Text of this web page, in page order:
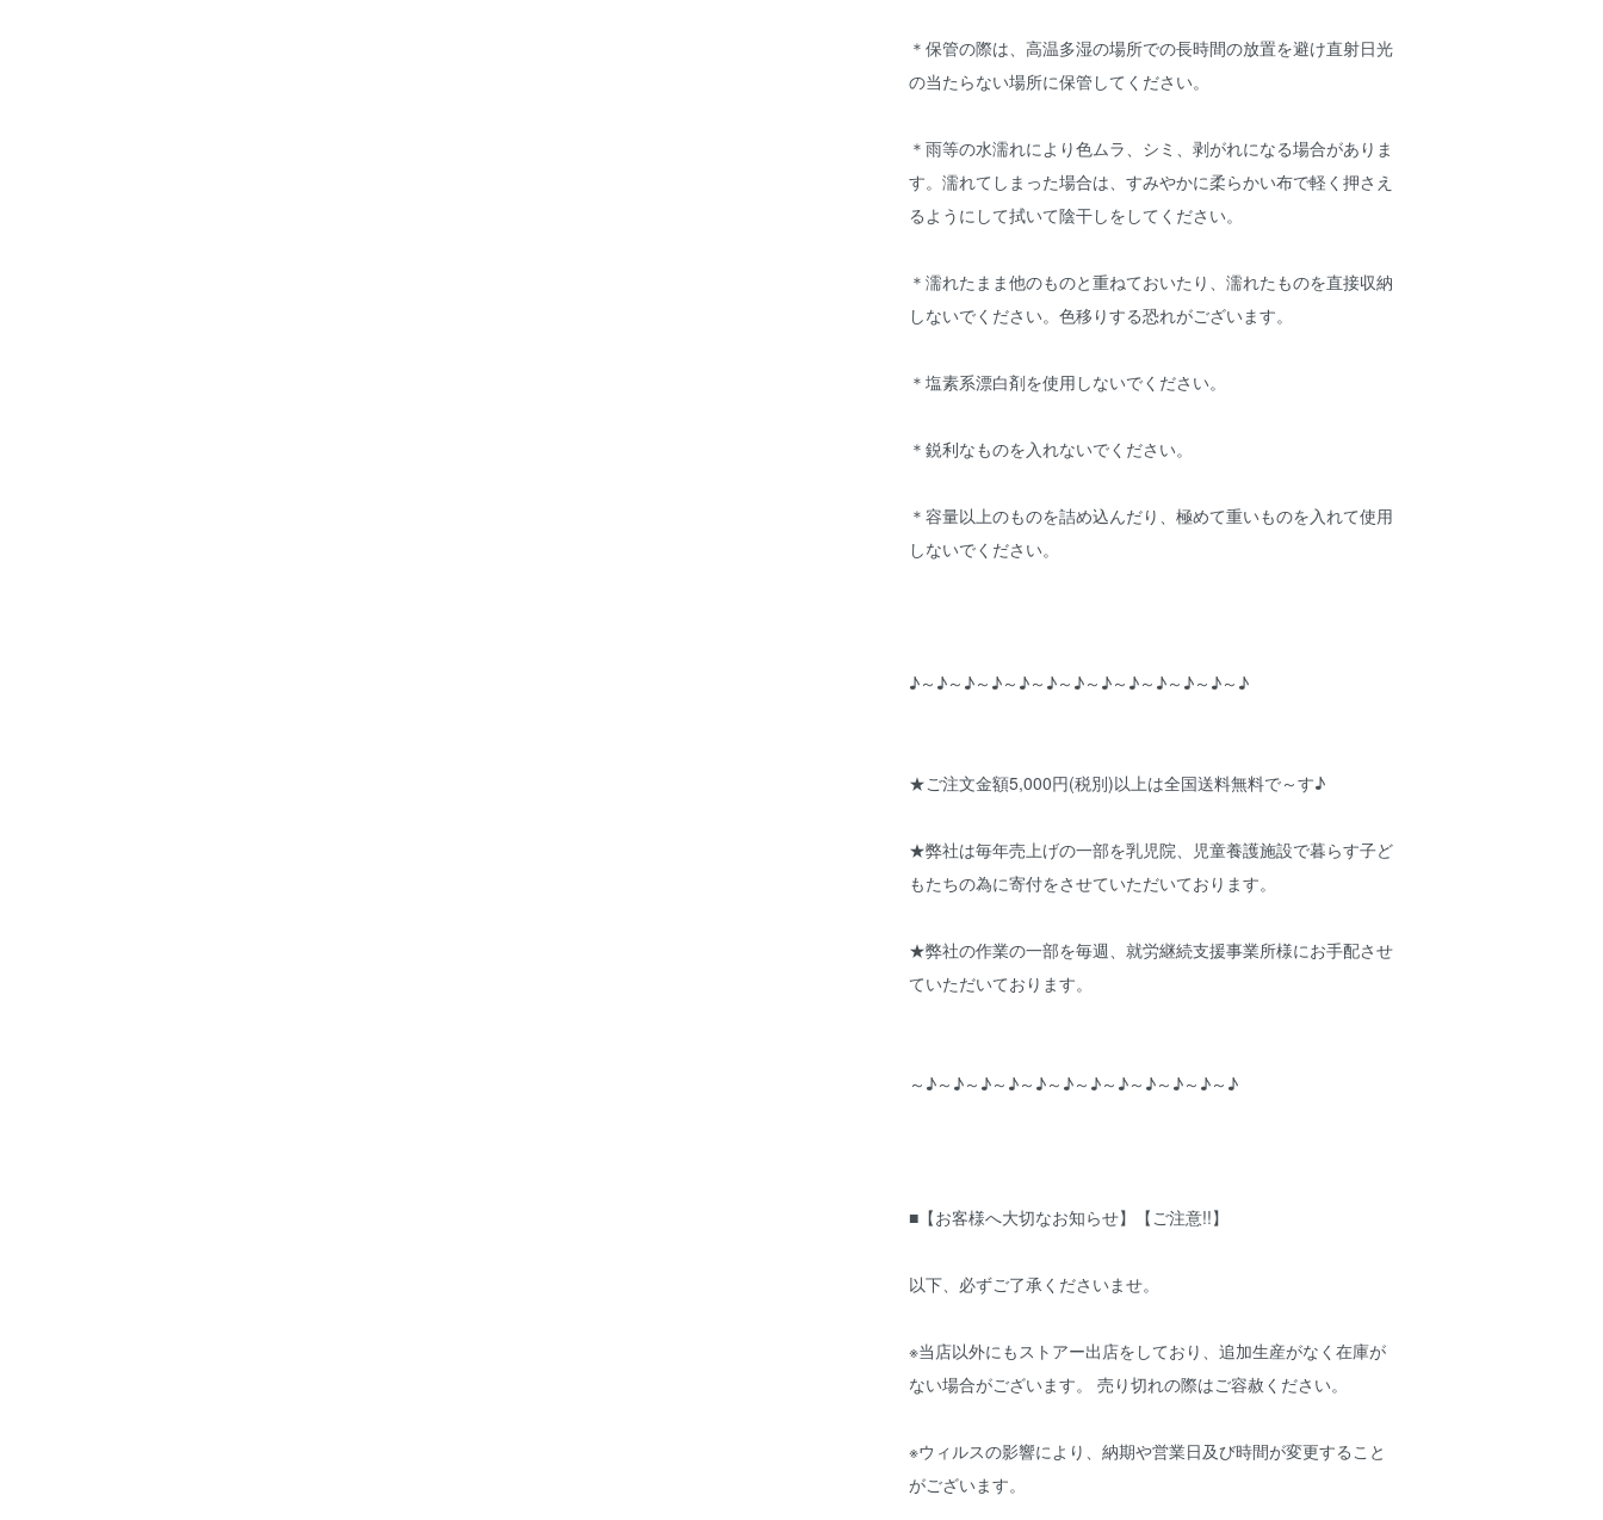
＊保管の際は、高温多湿の場所での長時間の放置を避け直射日光
の当たらない場所に保管してください。
＊雨等の水濡れにより色ムラ、シミ、剥がれになる場合がありま
す。濡れてしまった場合は、すみやかに柔らかい布で軽く押さえ
るようにして拭いて陰干しをしてください。
＊濡れたまま他のものと重ねておいたり、濡れたものを直接収納
しないでください。色移りする恐れがございます。
＊塩素系漂白剤を使用しないでください。
＊鋭利なものを入れないでください。
＊容量以上のものを詰め込んだり、極めて重いものを入れて使用
しないでください。
♪～♪～♪～♪～♪～♪～♪～♪～♪～♪～♪～♪～♪
★ご注文金額5,000円(税別)以上は全国送料無料で～す♪
★弊社は毎年売上げの一部を乳児院、児童養護施設で暮らす子ど
もたちの為に寄付をさせていただいております。
★弊社の作業の一部を毎週、就労継続支援事業所様にお手配させ
ていただいております。
～♪～♪～♪～♪～♪～♪～♪～♪～♪～♪～♪～♪
■【お客様へ大切なお知らせ】【ご注意!!】
以下、必ずご了承くださいませ。
※当店以外にもストアー出店をしており、追加生産がなく在庫が
ない場合がございます。 売り切れの際はご容赦ください。
※ウィルスの影響により、納期や営業日及び時間が変更すること
がございます。